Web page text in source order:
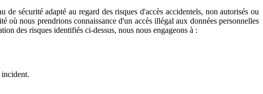
sécurité adapté au regard des risques d'accès accidentels, non autorisés ou
nous prendrions connaissance d'un accès illégal aux données personnelles
des risques identifiés ci-dessus, nous nous engageons à :
incident.